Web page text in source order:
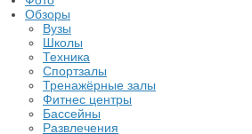
Обзоры
Вузы
Школы
Техника
Спортзалы
Тренажёрные залы
Фитнес центры
Бассейны
Развлечения